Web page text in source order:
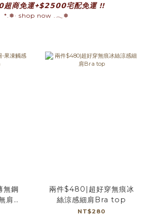
超商免運+$𝟮𝟱𝟬𝟬宅配免運 !!
*.❅· shop now .𓂃❅
無鋼
肩帶
兩件$480|超好穿無痕冰
絲涼感細肩Bra top
NT$280